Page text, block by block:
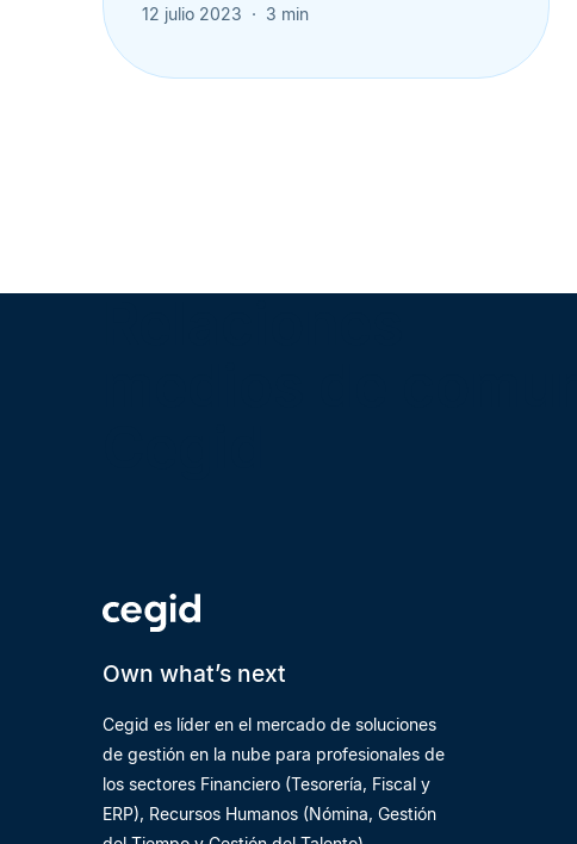
12 julio 2023 3 min
Own what’s next
Cegid es líder en el mercado de soluciones
de gestión en la nube para profesionales de
los sectores Financiero (Tesorería, Fiscal y
ERP), Recursos Humanos (Nómina, Gestión